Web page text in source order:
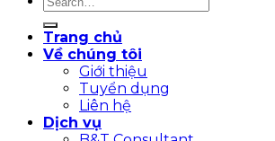
Trang chủ
Về chúng tôi
Giới thiệu
Tuyển dụng
Liên hệ
Dịch vụ